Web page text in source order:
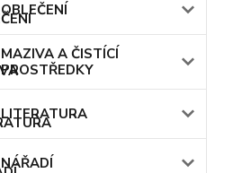
OBLEČENÍ
MAZIVA A ČISTÍCÍ
PROSTŘEDKY
LITERATURA
NÁŘADÍ